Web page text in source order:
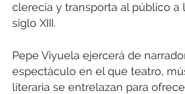
clerecía y transporta al público a
siglo XIII.
Pepe Viyuela ejercerá de
espectáculo en el que teatro,
literaria se entrelazan para